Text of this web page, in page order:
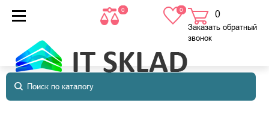
0 0 0
в корзине
Заказать обратный
звонок